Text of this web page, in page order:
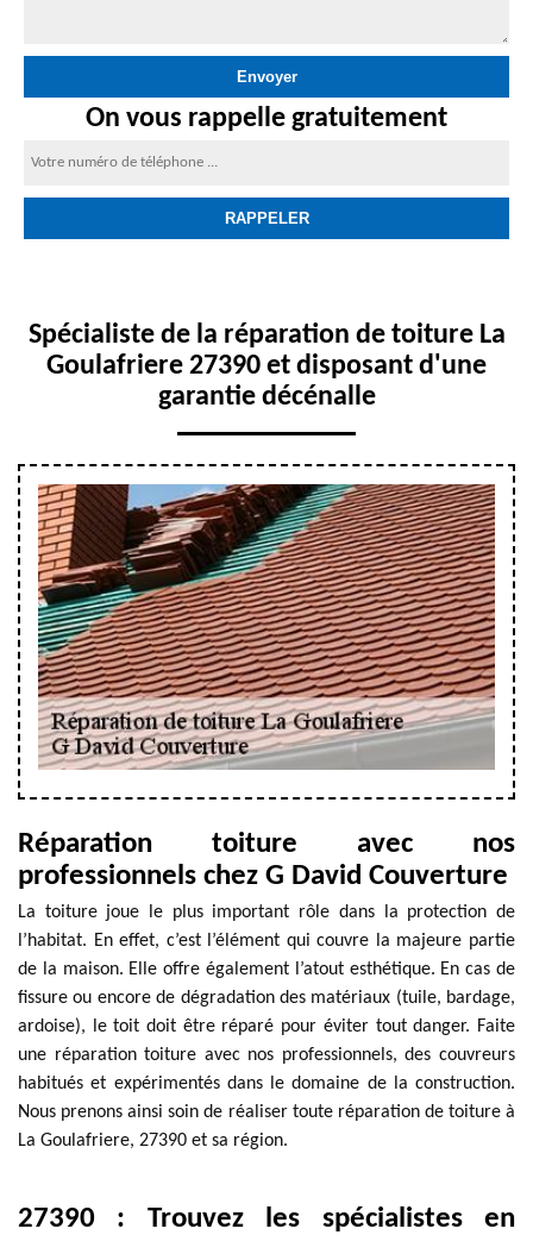
On vous rappelle gratuitement
Spécialiste de la réparation de toiture La
Goulafriere 27390 et disposant d'une
garantie décénalle
Réparation toiture avec nos
professionnels chez G David Couverture
La toiture joue le plus important rôle dans la protection de
l’habitat. En effet, c’est l’élément qui couvre la majeure partie
de la maison. Elle offre également l’atout esthétique. En cas de
fissure ou encore de dégradation des matériaux (tuile, bardage,
ardoise), le toit doit être réparé pour éviter tout danger. Faite
une réparation toiture avec nos professionnels, des couvreurs
habitués et expérimentés dans le domaine de la construction.
Nous prenons ainsi soin de réaliser toute réparation de toiture à
La Goulafriere, 27390 et sa région.
27390 : Trouvez les spécialistes en